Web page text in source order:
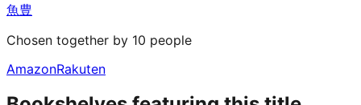
魚豊
Chosen together by 10 people
AmazonRakuten